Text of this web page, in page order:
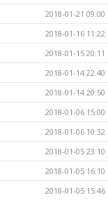
2018-01-21 09:00
2018-01-16 11:22
2018-01-15 20:11
2018-01-14 22:40
2018-01-14 20:50
2018-01-06 15:00
2018-01-06 10:32
2018-01-05 23:10
2018-01-05 16:10
2018-01-05 15:46